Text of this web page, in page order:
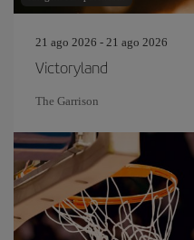
21 ago 2026 - 21 ago 2026
Victoryland
The Garrison